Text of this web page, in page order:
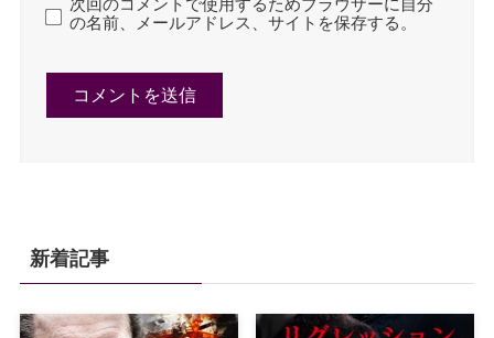
次回のコメントで使用するためブラウザーに自分
の名前、メールアドレス、サイトを保存する。
新着記事